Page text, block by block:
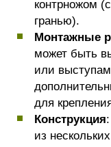
контрножом
гранью).
Монтажные
может быть
или
для
Конструкция
из